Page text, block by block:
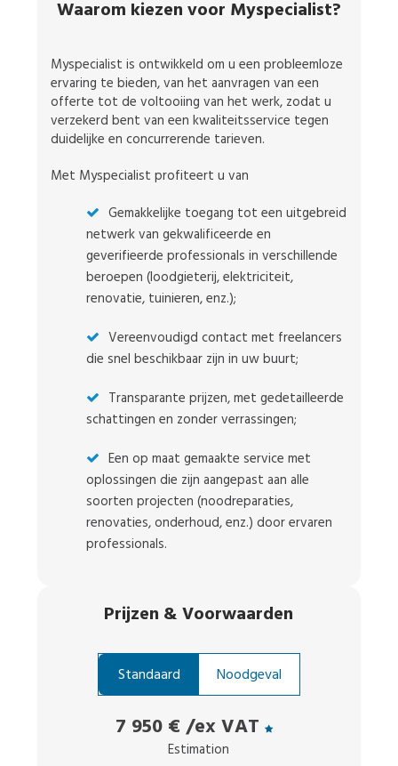
Waarom kiezen voor Myspecialist?
Myspecialist is ontwikkeld om u een probleemloze
ervaring te bieden, van het aanvragen van een
offerte tot de voltooiing van het werk, zodat u
verzekerd bent van een kwaliteitsservice tegen
duidelijke en concurrerende tarieven.
Met Myspecialist profiteert u van
Gemakkelijke toegang tot een uitgebreid
netwerk van gekwalificeerde en
geverifieerde professionals in verschillende
beroepen (loodgieterij, elektriciteit,
renovatie, tuinieren, enz.);
Vereenvoudigd contact met freelancers
die snel beschikbaar zijn in uw buurt;
Transparante prijzen, met gedetailleerde
schattingen en zonder verrassingen;
Een op maat gemaakte service met
oplossingen die zijn aangepast aan alle
soorten projecten (noodreparaties,
renovaties, onderhoud, enz.) door ervaren
professionals.
Prijzen & Voorwaarden
Standaard Noodgeval
7 950 € /ex VAT
Estimation